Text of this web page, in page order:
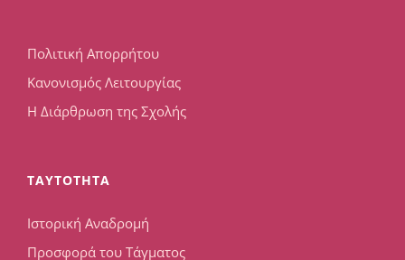
Πολιτική Απορρήτου
Κανονισμός Λειτουργίας
Η Διάρθρωση της Σχολής
TAYTOTHTA
Ιστορική Αναδρομή
Προσφορά του Τάγματος